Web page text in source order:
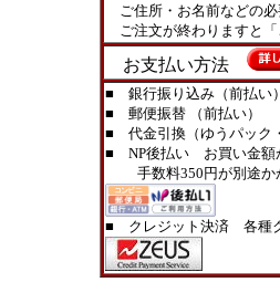
ご住所・お名前などの必
ご注文が終わりますと
お支払い方法
■ 銀行振り込み（前払い）
■ 郵便振替 （前払い）
■ 代金引換（ゆうパック
■ NP後払い お買い金額
手数料350円が別途か
■ クレジット決済 各種ク